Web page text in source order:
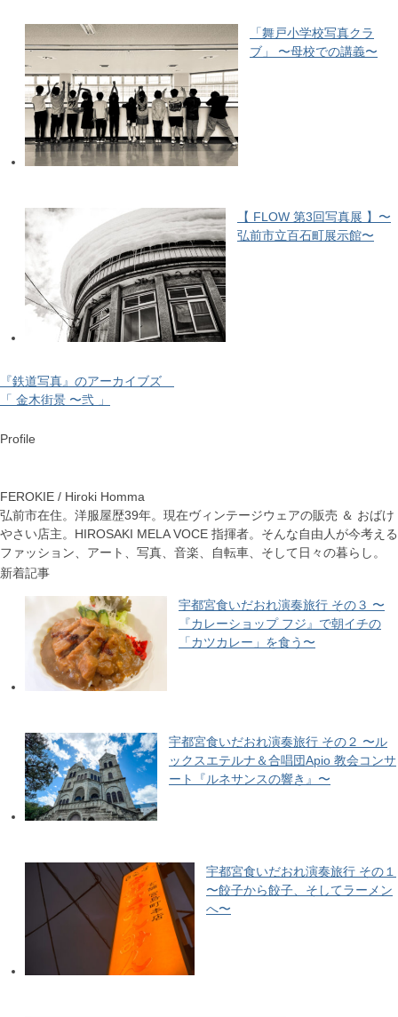
「舞戸小学校写真クラ
ブ」 〜母校での講義〜
【 FLOW 第3回写真展 】〜
弘前市立百石町展示館〜
『鉄道写真』のアーカイブズ
「 金木街景 〜弐 」
Profile
FEROKIE / Hiroki Homma
弘前市在住。洋服屋歴39年。現在ヴィンテージウェアの販売 ＆ おばけ
やさい店主。HIROSAKI MELA VOCE 指揮者。そんな自由人が今考える
ファッション、アート、写真、音楽、自転車、そして日々の暮らし。
新着記事
宇都宮食いだおれ演奏旅行 その３ 〜
『カレーショップ フジ』で朝イチの
「カツカレー」を食う〜
宇都宮食いだおれ演奏旅行 その２ 〜ル
ックスエテルナ＆合唱団Apio 教会コンサ
ート『ルネサンスの響き』〜
宇都宮食いだおれ演奏旅行 その１
〜餃子から餃子、そしてラーメン
へ〜